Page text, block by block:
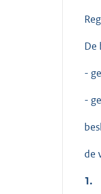
De
-
-
de
1.